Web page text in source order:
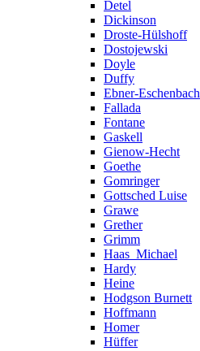
Detel
Dickinson
Droste-Hülshoff
Dostojewski
Doyle
Duffy
Ebner-Eschenbach
Fallada
Fontane
Gaskell
Gienow-Hecht
Goethe
Gomringer
Gottsched Luise
Grawe
Grether
Grimm
Haas_Michael
Hardy
Heine
Hodgson Burnett
Hoffmann
Homer
Hüffer